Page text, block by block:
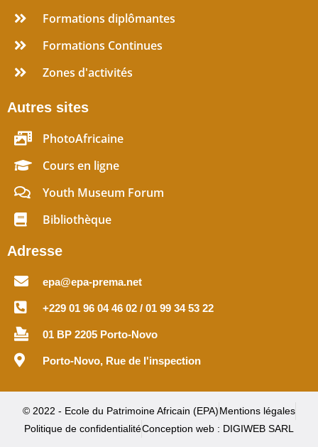
Formations diplômantes
Formations Continues
Zones d'activités
Autres sites
PhotoAfricaine
Cours en ligne
Youth Museum Forum
Bibliothèque
Adresse
epa@epa-prema.net
+229 01 96 04 46 02 / 01 99 34 53 22
01 BP 2205 Porto-Novo
Porto-Novo, Rue de l'inspection
© 2022 - Ecole du Patrimoine Africain (EPA)Mentions légales
Politique de confidentialitéConception web : DIGIWEB SARL